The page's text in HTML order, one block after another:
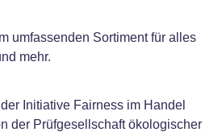
umfassenden Sortiment für alles
mehr.
Initiative Fairness im Handel
der Prüfgesellschaft ökologischer